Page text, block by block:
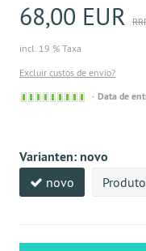
68,00 EUR
incl. 19 % Taxa
Excluir custos de envio?
Sofort
Data de
Varianten: novo
novo